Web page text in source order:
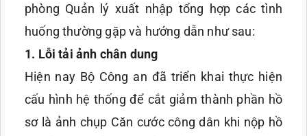
phòng Quản lý xuất nhập tổng hợp các tình
huống thường gặp và hướng dẫn như sau:
1. Lỗi tải ảnh chân dung
Hiện nay Bộ Công an đã triển khai thực hiện
cấu hình hệ thống để cắt giảm thành phần hồ
sơ là ảnh chụp Căn cước công dân khi nộp hồ